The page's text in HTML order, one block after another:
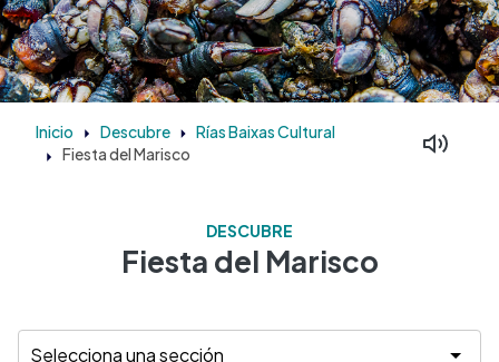
Inicio Descubre Rías Baixas Cultural
Fiesta del Marisco
DESCUBRE
Fiesta del Marisco